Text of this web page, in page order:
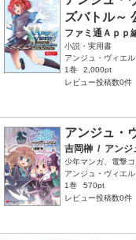
ズバトル～
ファミ通Ａｐｐ
小説・実用書
アンジュ・ヴィエ
1巻
2,000pt
レビュー投稿数0件
アンジュ・
吉岡榊 / アンジ
少年マンガ、電撃
アンジュ・ヴィエ
1巻
570pt
レビュー投稿数0件